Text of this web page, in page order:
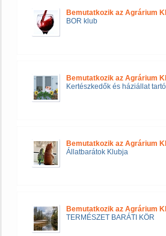
Bemutatkozik az Agrárium
BOR klub
Bemutatkozik az Agrárium
Kertészkedők és háziállat
Bemutatkozik az Agrárium
Állatbarátok Klubja
Bemutatkozik az Agrárium
TERMÉSZET BARÁTI KÖR